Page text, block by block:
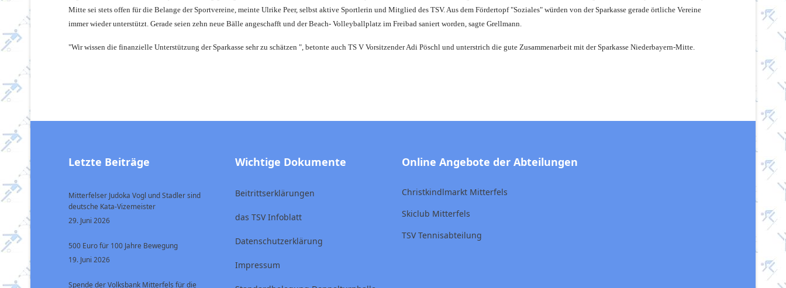
Mitte sei stets offen für die Belange der Sportvereine, meinte Ulrike Peer, selbst aktive Sportlerin und Mitglied des TSV. Aus dem Förder­topf "Soziales" würden von der Sparkasse gerade örtliche Vereine
immer wieder unterstützt. Gerade seien zehn neue Bälle angeschafft und der Beach- Volleyballplatz im Freibad saniert worden, sagte Grell­mann.
"Wir wissen die finanzielle Unterstützung der Sparkasse sehr zu schätzen ", betonte auch TS V ­Vorsitzender Adi Pöschl und unter­strich die gute Zusammenarbeit mit der Sparkasse Niederbayern-Mitte.
Letzte Beiträge
Mitterfelser Judoka Vogl und Stadler sind
deutsche Kata-Vizemeister
29. Juni 2026
500 Euro für 100 Jahre Bewegung
19. Juni 2026
Spende der Volksbank Mitterfels für die
Wichtige Dokumente
Beitrittserklärungen
das TSV Infoblatt
Datenschutzerklärung
Impressum
Online Angebote der Abteilungen
Christkindlmarkt Mitterfels
Skiclub Mitterfels
TSV Tennisabteilung